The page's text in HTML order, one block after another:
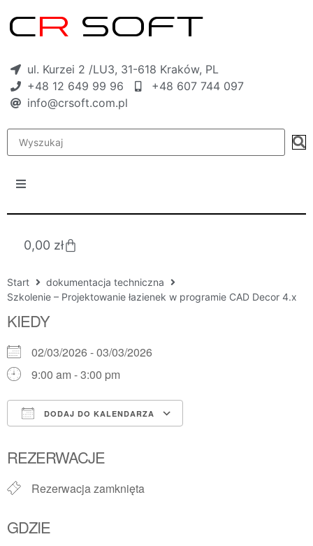
ul. Kurzei 2 /LU3, 31-618 Kraków, PL
+48 12 649 99 96
+48 607 744 097
info@crsoft.com.pl
0,00 zł
Start
dokumentacja techniczna
Szkolenie – Projektowanie łazienek w programie CAD Decor 4.x
KIEDY
02/03/2026 - 03/03/2026
9:00 am - 3:00 pm
DODAJ DO KALENDARZA
REZERWACJE
Rezerwacja zamknięta
GDZIE